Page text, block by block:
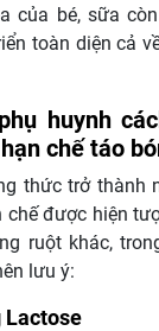
của bé, sữa
toàn diện cả
huynh
chế táo
thức trở thành
chế được hiện
ruột khác,
lưu ý:
Lactose